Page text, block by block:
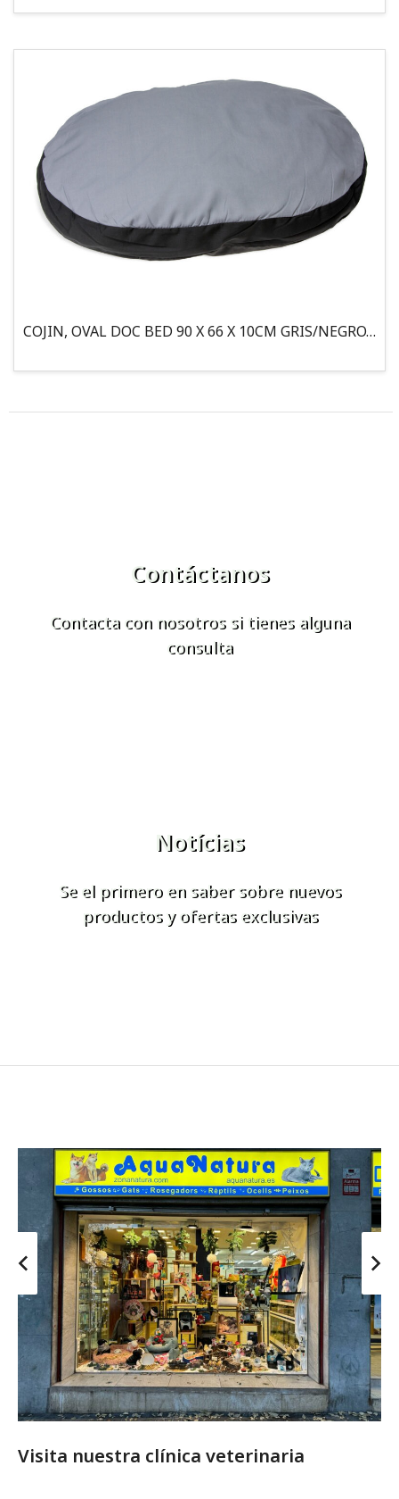
COJIN, OVAL DOC BED 90 X 66 X 10CM GRIS/NEGRO, 95°
Contáctanos
Contacta con nosotros si tienes alguna
consulta
Notícias
Se el primero en saber sobre nuevos
productos y ofertas exclusivas
Visita nuestra clínica veterinaria